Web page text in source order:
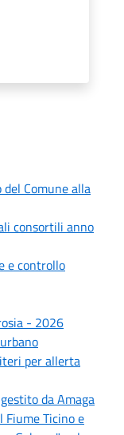
Comune alla
consortili anno
e controllo
- 2026
per allerta
da Amaga
Fiume Ticino e